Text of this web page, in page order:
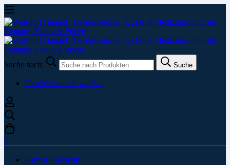
Suche nach: Suche
Geschäftskunde werden
0
Defibrillatoren